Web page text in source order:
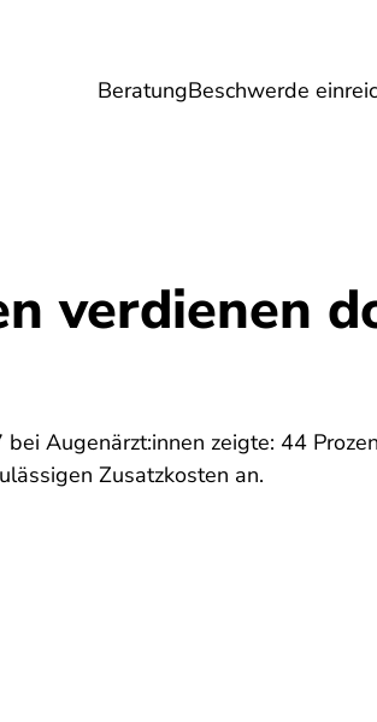
BeratungBeschwerde
Gesundheit Energie
verdienen
Augenärzt:innen zeigte: 44
Zusatzkosten an.